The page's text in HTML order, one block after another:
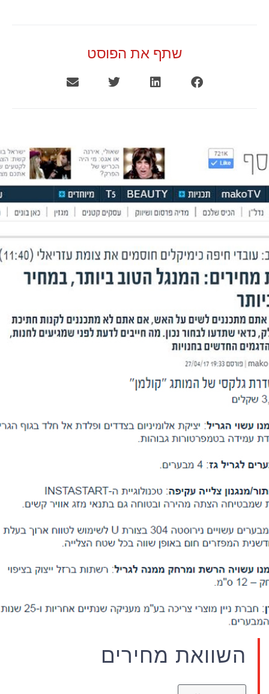
שתף את הפוסט
השוואת מחירים